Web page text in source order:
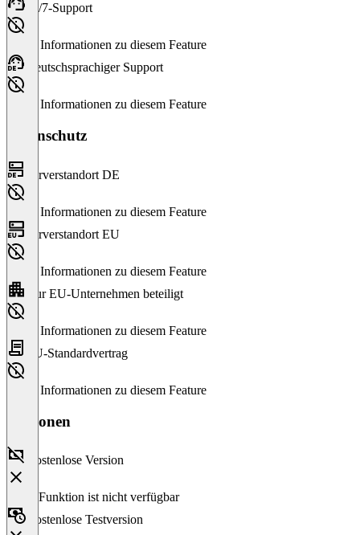
24/7-Support
Keine Informationen zu diesem Feature
Deutschsprachiger Support
Keine Informationen zu diesem Feature
Datenschutz
Serverstandort DE
Keine Informationen zu diesem Feature
Serverstandort EU
Keine Informationen zu diesem Feature
Nur EU-Unternehmen beteiligt
Keine Informationen zu diesem Feature
EU-Standardvertrag
Keine Informationen zu diesem Feature
Versionen
Kostenlose Version
Diese Funktion ist nicht verfügbar
Kostenlose Testversion